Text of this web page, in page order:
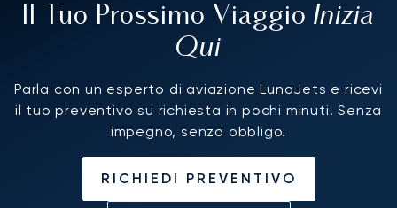
Il Tuo Prossimo Viaggio Inizia
Qui
Parla con un esperto di aviazione LunaJets e ricevi
il tuo preventivo su richiesta in pochi minuti. Senza
impegno, senza obbligo.
RICHIEDI PREVENTIVO